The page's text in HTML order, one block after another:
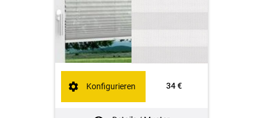
34 €
Konfigurieren